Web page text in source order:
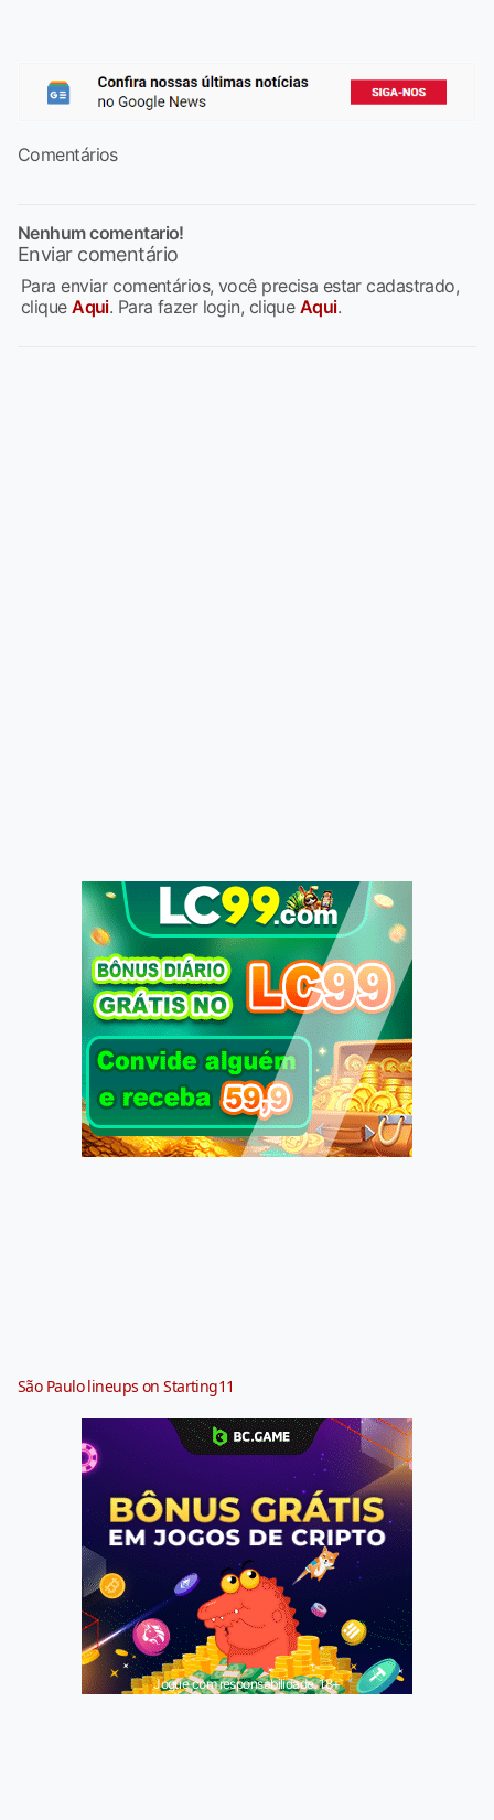
Comentários
Nenhum comentario!
Enviar comentário
Para enviar comentários, você precisa estar cadastrado,
cliqueAqui. Para fazer login, clique Aqui.
São Paulo lineups on Starting11
Jogue com responsabilidade. 18+